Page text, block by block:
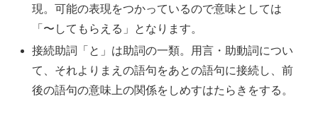
現。可能の表現をつかっているので意味としては
「〜してもらえる」となります。
接続助詞「と」は助詞の一類。用言・助動詞につい
て、それよりまえの語句をあとの語句に接続し、前
後の語句の意味上の関係をしめすはたらきをする。